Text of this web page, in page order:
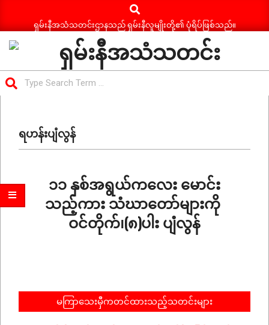
Search
ရှမ်းနီအသံသတင်းဌာနသည် ရှမ်းနီလူမျိုးတို့၏ ပုံရိပ်ဖြစ်သည်။
ရှမ်း
နီ
သတင်း
Menuရဟန်းပျံလွန်
၁၁ နှစ်အရွယ်ကလေး မောင်း
သည့်ကား သံဃာတော်များကို
ဝင်တိုက်၊(၈)ပါး ပျံလွန်
မကြာသေးမှီကတင်ထားသည့်သတင်းများ